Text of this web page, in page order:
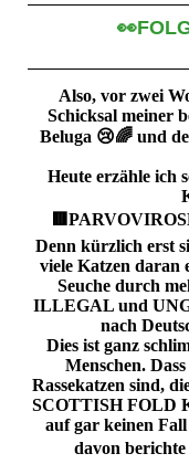
Also, vor zwei
Schicksal meiner
Beluga 😢🌈 und
Heute erzähle ich
Denn kürzlich erst
viele Katzen daran
Seuche durch
ILLEGAL und
nach
Dies ist ganz
Menschen.
Rassekatzen sind,
SCOTTISH FOLD
auf gar keinen
davon